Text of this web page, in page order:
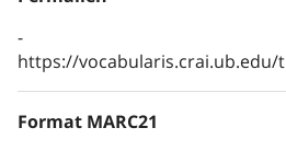
https://vocabularis.crai.ub.edu/
Format MARC21